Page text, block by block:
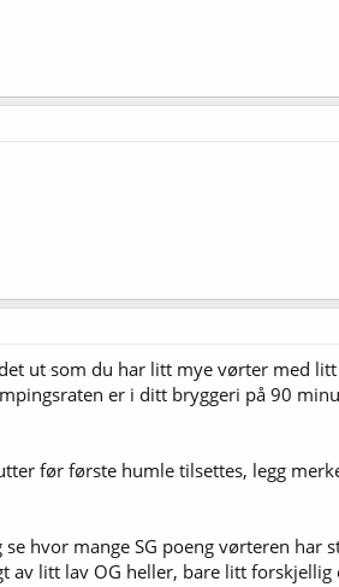
ut som du har litt mye vørter med
er i ditt bryggeri på 90
før første humle tilsettes, legg
hvor mange SG poeng vørteren har
av litt lav OG heller, bare litt